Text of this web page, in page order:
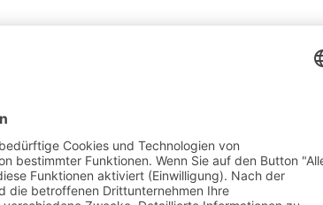
der ProCeed neben den Vorteilen eines Kombis